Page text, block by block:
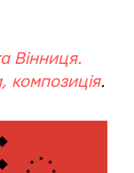
Вінниця.
композиція.